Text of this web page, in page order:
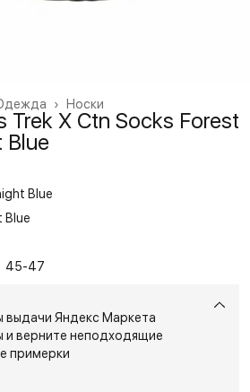
Носки
›
Trek X Ctn Socks Forest
Blue
Blue
Blue
45-47
выдачи Яндекс Маркета
и верните неподходящие
примерки